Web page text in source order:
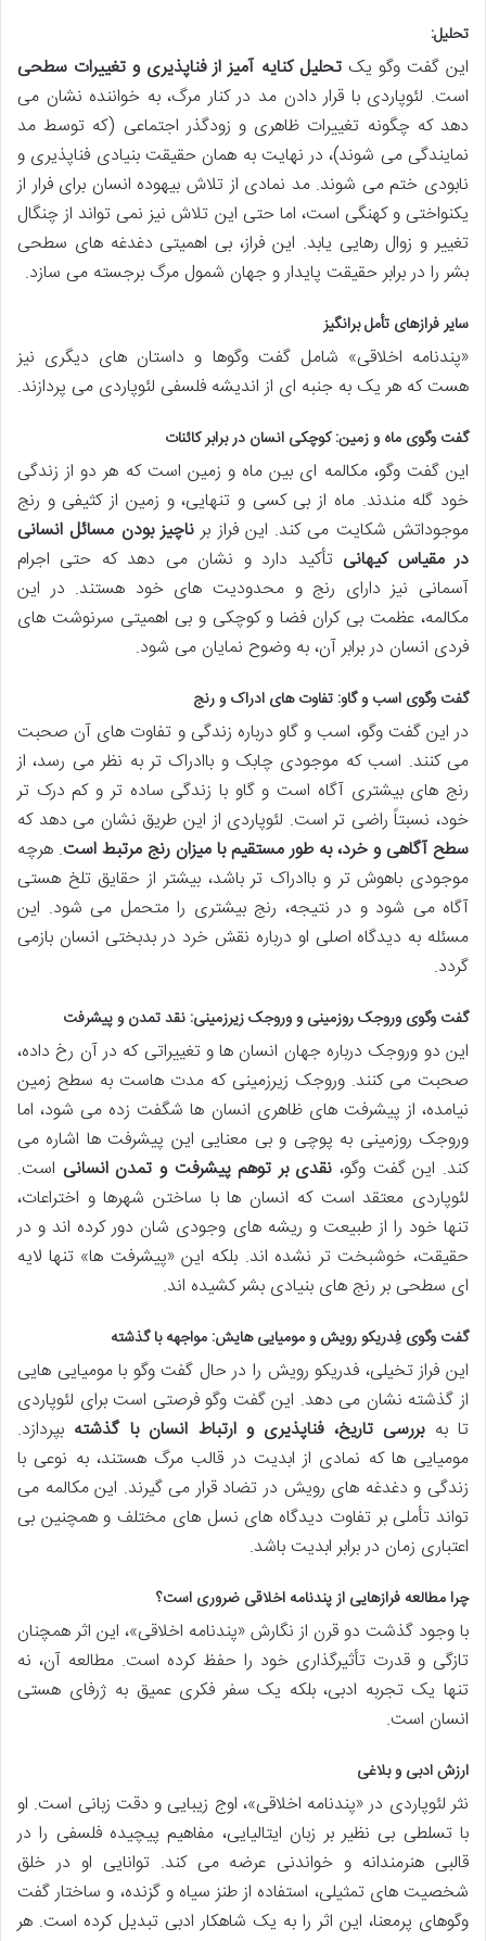
تحلیل:
این گفت وگو یکتحلیل کنایه آمیز از فناپذیری و تغییرات سطحی
است. لئوپاردی با قرار دادن مد در کنار مرگ، به خواننده نشان می
دهد که چگونه تغییرات ظاهری و زودگذر اجتماعی (که توسط مد
نمایندگی می شوند)، در نهایت به همان حقیقت بنیادی فناپذیری و
نابودی ختم می شوند. مد نمادی از تلاش بیهوده انسان برای فرار از
یکنواختی و کهنگی است، اما حتی این تلاش نیز نمی تواند از چنگال
تغییر و زوال رهایی یابد. این فراز، بی اهمیتی دغدغه های سطحی
بشر را در برابر حقیقت پایدار و جهان شمول مرگ برجسته می سازد.
سایر فرازهای تأمل برانگیز
«پندنامه اخلاقی» شامل گفت وگوها و داستان های دیگری نیز
هست که هر یک به جنبه ای از اندیشه فلسفی لئوپاردی می پردازند.
گفت وگوی ماه و زمین: کوچکی انسان در برابر کائنات
این گفت وگو، مکالمه ای بین ماه و زمین است که هر دو از زندگی
خود گله مندند. ماه از بی کسی و تنهایی، و زمین از کثیفی و رنج
موجوداتش شکایت می کند. این فراز برناچیز بودن مسائل انسانی
در مقیاس کیهانیتأکید دارد و نشان می دهد که حتی اجرام
آسمانی نیز دارای رنج و محدودیت های خود هستند. در این
مکالمه، عظمت بی کران فضا و کوچکی و بی اهمیتی سرنوشت های
فردی انسان در برابر آن، به وضوح نمایان می شود.
گفت وگوی اسب و گاو: تفاوت های ادراک و رنج
در این گفت وگو، اسب و گاو درباره زندگی و تفاوت های آن صحبت
می کنند. اسب که موجودی چابک و باادراک تر به نظر می رسد، از
رنج های بیشتری آگاه است و گاو با زندگی ساده تر و کم درک تر
خود، نسبتاً راضی تر است. لئوپاردی از این طریق نشان می دهد که
سطح آگاهی و خرد، به طور مستقیم با میزان رنج مرتبط است. هرچه
موجودی باهوش تر و باادراک تر باشد، بیشتر از حقایق تلخ هستی
آگاه می شود و در نتیجه، رنج بیشتری را متحمل می شود. این
مسئله به دیدگاه اصلی او درباره نقش خرد در بدبختی انسان بازمی
گردد.
گفت وگوی وروجک روزمینی و وروجک زیرزمینی: نقد تمدن و پیشرفت
این دو وروجک درباره جهان انسان ها و تغییراتی که در آن رخ داده،
صحبت می کنند. وروجک زیرزمینی که مدت هاست به سطح زمین
نیامده، از پیشرفت های ظاهری انسان ها شگفت زده می شود، اما
وروجک روزمینی به پوچی و بی معنایی این پیشرفت ها اشاره می
کند. این گفت وگو، نقدی بر توهم پیشرفت و تمدن انسانی است.
لئوپاردی معتقد است که انسان ها با ساختن شهرها و اختراعات،
تنها خود را از طبیعت و ریشه های وجودی شان دور کرده اند و در
حقیقت، خوشبخت تر نشده اند. بلکه این «پیشرفت ها» تنها لایه
ای سطحی بر رنج های بنیادی بشر کشیده اند.
گفت وگوی فِدریکو رویش و مومیایی هایش: مواجهه با گذشته
این فراز تخیلی، فدریکو رویش را در حال گفت وگو با مومیایی هایی
از گذشته نشان می دهد. این گفت وگو فرصتی است برای لئوپاردی
تا بهبررسی تاریخ، فناپذیری و ارتباط انسان با گذشته بپردازد.
مومیایی ها که نمادی از ابدیت در قالب مرگ هستند، به نوعی با
زندگی و دغدغه های رویش در تضاد قرار می گیرند. این مکالمه می
تواند تأملی بر تفاوت دیدگاه های نسل های مختلف و همچنین بی
اعتباری زمان در برابر ابدیت باشد.
چرا مطالعه فرازهایی از پندنامه اخلاقی ضروری است؟
با وجود گذشت دو قرن از نگارش «پندنامه اخلاقی»، این اثر همچنان
تازگی و قدرت تأثیرگذاری خود را حفظ کرده است. مطالعه آن، نه
تنها یک تجربه ادبی، بلکه یک سفر فکری عمیق به ژرفای هستی
انسان است.
ارزش ادبی و بلاغی
نثر لئوپاردی در «پندنامه اخلاقی»، اوج زیبایی و دقت زبانی است. او
با تسلطی بی نظیر بر زبان ایتالیایی، مفاهیم پیچیده فلسفی را در
قالبی هنرمندانه و خواندنی عرضه می کند. توانایی او در خلق
شخصیت های تمثیلی، استفاده از طنز سیاه و گزنده، و ساختار گفت
وگوهای پرمعنا، این اثر را به یک شاهکار ادبی تبدیل کرده است. هر